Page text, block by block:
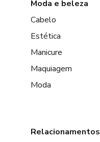
Moda e beleza
Cabelo
Estética
Manicure
Maquiagem
Moda
Relacionamentos